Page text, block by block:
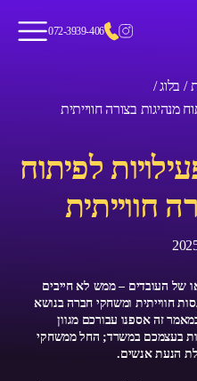
072-3939-406
/ בלוג /
מנהיגות בצורה חווייתית
לפיתוח
חווייתית
של העובדים – ממש לא חייבים
חווייתית ומשחקי חברה בנושא
זה אספנו עבורכם מגוון
בעצמכם במשרד; החל ממשחקי
הנעת אנשים.